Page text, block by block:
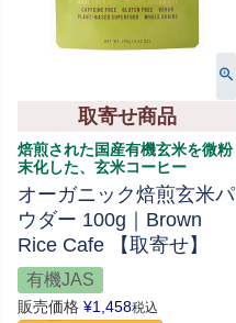
取寄せ商品
焙煎された国産有機玄米を微粉
末化した、玄米コーヒー
オーガニック焙煎玄米パ
ウダー 100g｜Brown
Rice Cafe 【取寄せ】
有機JAS
販売価格 ¥1,458税込